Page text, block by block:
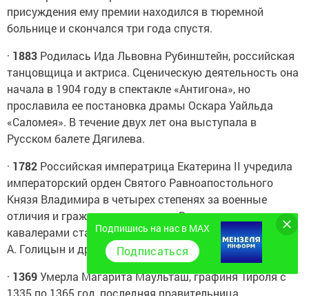
присуждения ему премии находился в тюремной
больнице и скончался три года спустя.
· 1883 Родилась Ида Львовна Рубинштейн, российская
танцовщица и актриса. Сценическую деятельность она
начала в 1904 году в спектакле «Антигона», но
прославила ее постановка драмы Оскара Уайльда
«Саломея». В течение двух лет она выступала в
Русском балете Дягилева.
· 1782 Российская императрица Екатерина II учредила
императорский орден Святого Равноапостольного
Князя Владимира в четырех степенях за военные
отличия и гражданские заслуги. В день учреждения его
кавалерами стали 11 человек, в том числе Г. Потёмкин,
А. Голицын и др.
· 1369Умерла Магарита Маульташ, графиня Тироля с
Подпишись на нас в MAX
Подписаться